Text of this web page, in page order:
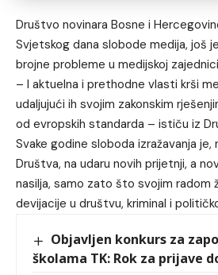
Društvo novinara Bosne i
Svjetskog dana slobode medija, još
brojne probleme u medijskoj
– I aktuelna i prethodne vlasti krši
udaljujući ih svojim zakonskim
od evropskih standarda – ističu iz
Svake godine sloboda izražavanja
Društva, na udaru novih prijetnji, a
nasilja, samo zato što svojim radom
devijacije u društvu, kriminal i
Objavljen konkurs za
školama TK: Rok za prijave